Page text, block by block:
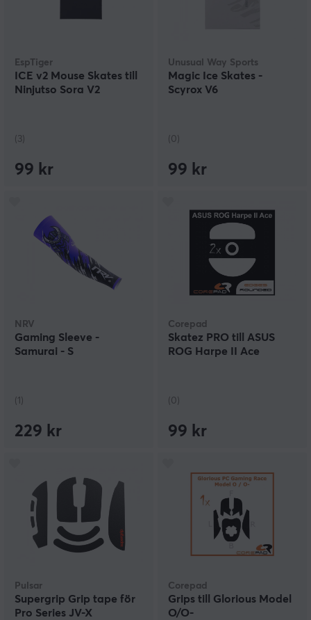
EspTiger
ICE v2 Mouse Skates till
Ninjutso Sora V2
(3)
99 kr
Unusual Way Sports
Magic Ice Skates -
Scyrox V6
(0)
99 kr
NRV
Gaming Sleeve -
Samurai - S
(1)
229 kr
Corepad
Skatez PRO till ASUS
ROG Harpe II Ace
(0)
99 kr
Pulsar
Supergrip Grip tape för
Pro Series JV-X
Corepad
Grips till Glorious Model
O/O-